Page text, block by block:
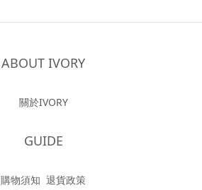
ABOUT IVORY
關於IVORY
GUIDE
購物須知 退貨政策